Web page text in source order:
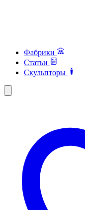
Фабрики
Статьи
Скульпторы